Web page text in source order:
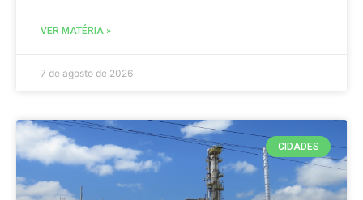
VER MATÉRIA »
7 de agosto de 2026
CIDADES